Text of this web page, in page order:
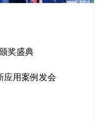
奖盛典
应用案例发会